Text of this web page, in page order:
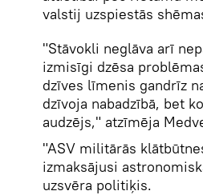
valstij uzspiestās
"Stāvokli neglāva arī
izmisīgi dzēsa
dzīves līmenis gandrīz
dzīvoja nabadzībā, bet
audzējs," atzīmēja
"ASV militārās
izmaksājusi
uzsvēra politiķis.